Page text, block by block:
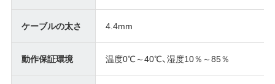
ケーブルの太さ 4.4mm
動作保証環境 温度0℃～40℃、湿度10％～85％